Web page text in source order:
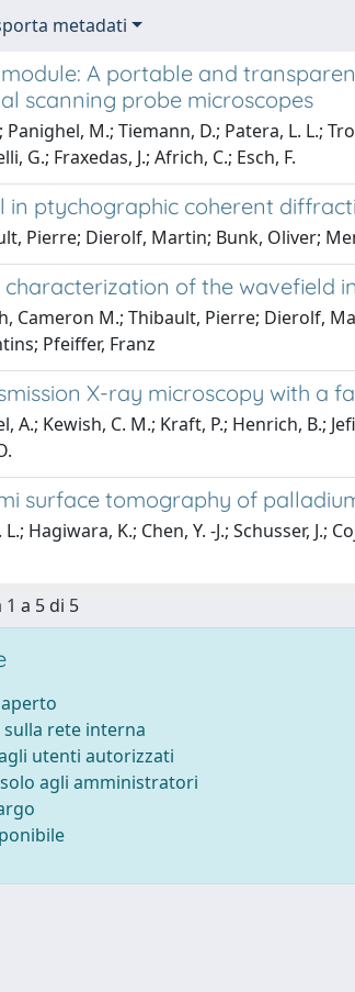
metadati
module: A portable and
scanning probe microscopes
Panighel, M.; Tiemann, D.; Patera, L. L.;
G.; Fraxedas, J.; Africh, C.; Esch, F.
in ptychographic coherent
Pierre; Dierolf, Martin; Bunk, Oliver;
of the wavefield
Cameron M.; Thibault, Pierre; Dierolf,
Pfeiffer, Franz
X-ray microscopy with a
A.; Kewish, C. M.; Kraft, P.; Henrich, B.;
surface tomography of
Hagiwara, K.; Chen, Y. -J.; Schusser, J.;
a 5 di 5
rete interna
utenti autorizzati
agli amministratori